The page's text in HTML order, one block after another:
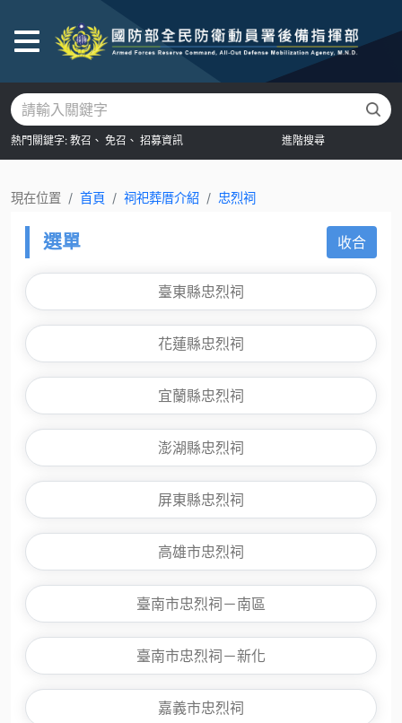
熱門關鍵字: 教召、 免召、 招募資訊 進階搜尋
現在位置 首頁 祠祀葬厝介紹 忠烈祠
選單 收合
臺東縣忠烈祠
花蓮縣忠烈祠
宜蘭縣忠烈祠
澎湖縣忠烈祠
屏東縣忠烈祠
高雄市忠烈祠
臺南市忠烈祠－南區
臺南市忠烈祠－新化
嘉義市忠烈祠